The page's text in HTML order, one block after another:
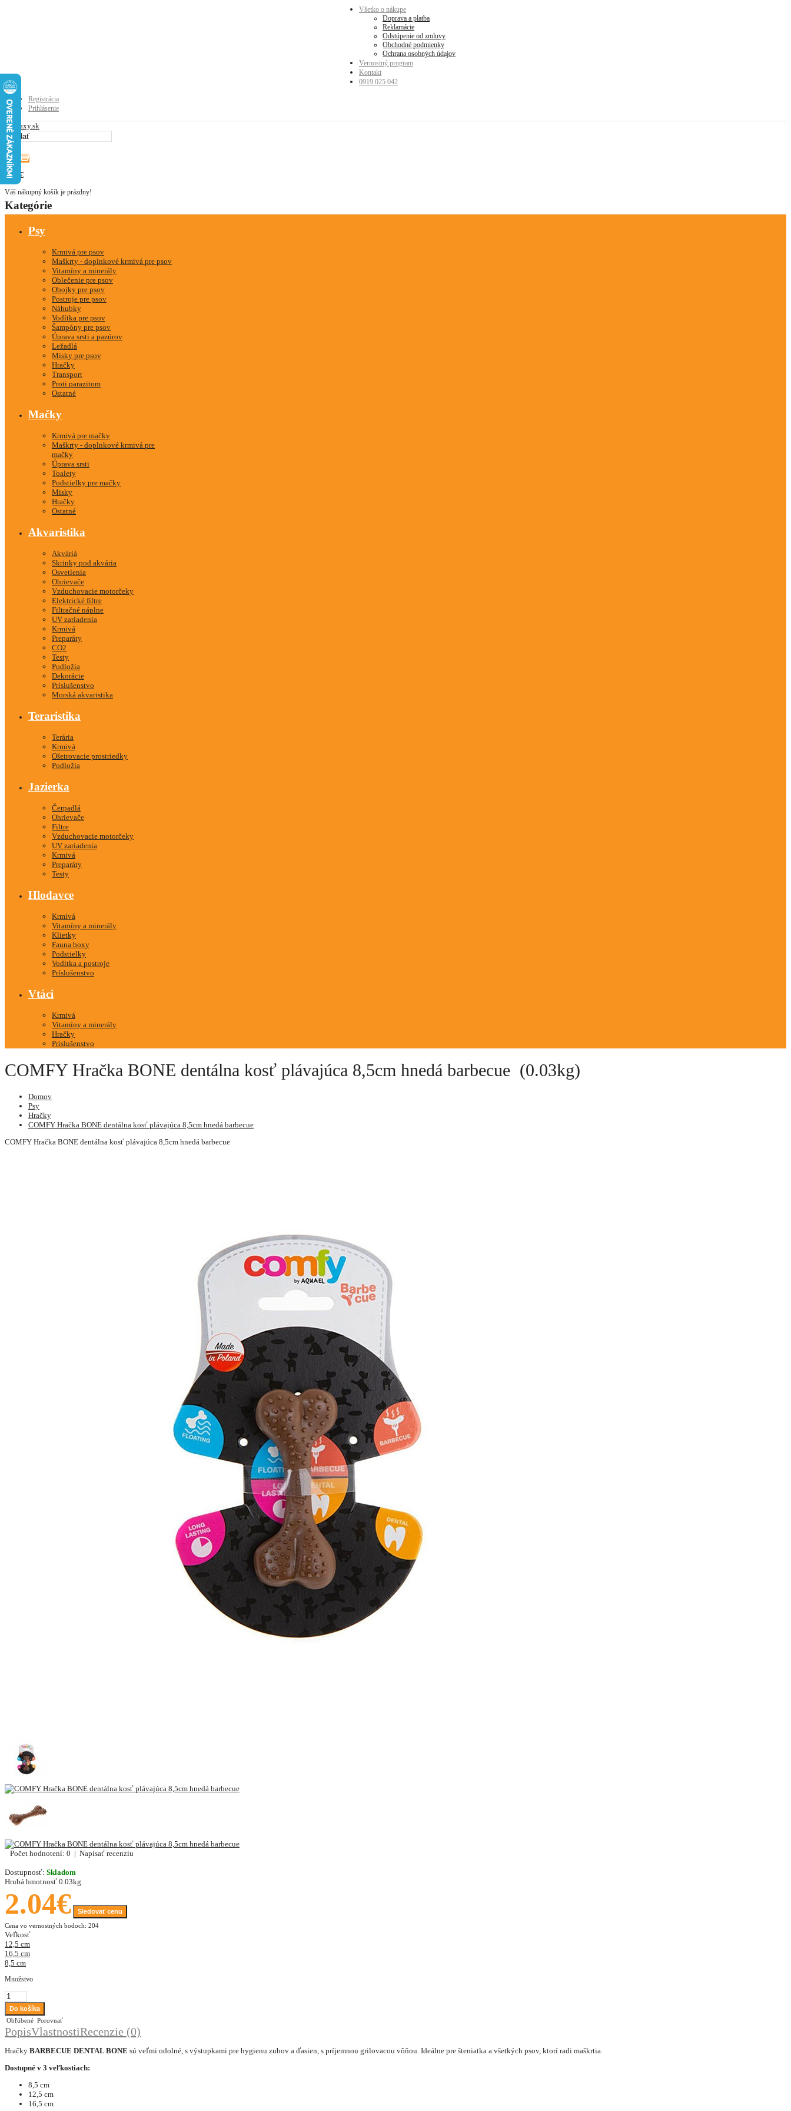
Všetko o nákupe
Doprava a platba
Reklamácie
Odstúpenie od zmluvy
Obchodné podmienky
Ochrana osobných údajov
Vernostný program
Kontakt
0919 025 042
Registrácia
Prihlásenie
0
0
0.00€
Váš nákupný košík je prázdny!
Kategórie
Psy
Krmivá pre psov
Maškrty - doplnkové krmivá pre psov
Vitamíny a minerály
Oblečenie pre psov
Obojky pre psov
Postroje pre psov
Náhubky
Vodítka pre psov
Šampóny pre psov
Úprava srsti a pazúrov
Ležadlá
Misky pre psov
Hračky
Transport
Proti parazitom
Ostatné
Mačky
Krmivá pre mačky
Maškrty - doplnkové krmivá pre
mačky
Úprava srsti
Toalety
Podstielky pre mačky
Misky
Hračky
Ostatné
Akvaristika
Akváriá
Skrinky pod akvária
Osvetlenia
Ohrievače
Vzduchovacie motorčeky
Elektrické filtre
Filtračné náplne
UV zariadenia
Krmivá
Preparáty
CO2
Testy
Podložia
Dekorácie
Príslušenstvo
Morská akvaristika
Teraristika
Terária
Krmivá
Ošetrovacie prostriedky
Podložia
Jazierka
Čerpadlá
Ohrievače
Filtre
Vzduchovacie motorčeky
UV zariadenia
Krmivá
Preparáty
Testy
Hlodavce
Krmivá
Vitamíny a minerály
Klietky
Fauna boxy
Podstielky
Voditka a postroje
Príslušenstvo
Vtáci
Krmivá
Vitamíny a minerály
Hračky
Príslušenstvo
COMFY Hračka BONE dentálna kosť plávajúca 8,5cm hnedá barbecue (0.03kg)
Domov
Psy
Hračky
COMFY Hračka BONE dentálna kosť plávajúca 8,5cm hnedá barbecue
COMFY Hračka BONE dentálna kosť plávajúca 8,5cm hnedá barbecue
Počet hodnotení: 0 | Napísať recenziu
Dostupnosť: Skladom
Hrubá hmotnosť 0.03kg
2.04€
Sledovať cenu
Cena vo vernostných bodoch: 204
Veľkosť
12,5 cm
16,5 cm
8,5 cm
Množstvo
Obľúbené Porovnať
PopisVlastnostiRecenzie (0)
Hračky BARBECUE DENTAL BONE sú veľmi odolné, s výstupkami pre hygienu zubov a ďasien, s príjemnou grilovacou vôňou. Ideálne pre šteniatka a všetkých psov, ktorí radi maškrtia.
Dostupné v 3 veľkostiach:
8,5 cm
12,5 cm
16,5 cm